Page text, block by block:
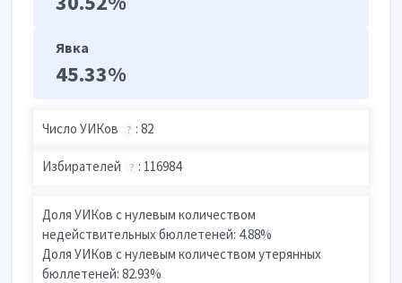
Явка
45.33%
Число УИКов ? : 82
Избирателей ? : 116984
Доля УИКов с нулевым количеством
недействительных бюллетеней: 4.88%
Доля УИКов с нулевым количеством утерянных
бюллетеней: 82.93%